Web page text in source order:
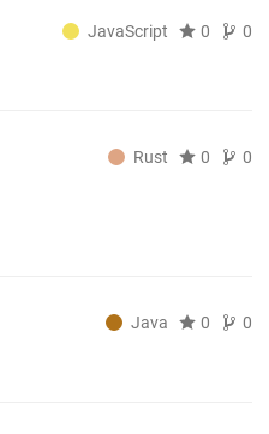
JavaScript 0 0
Rust 0 0
Java 0 0